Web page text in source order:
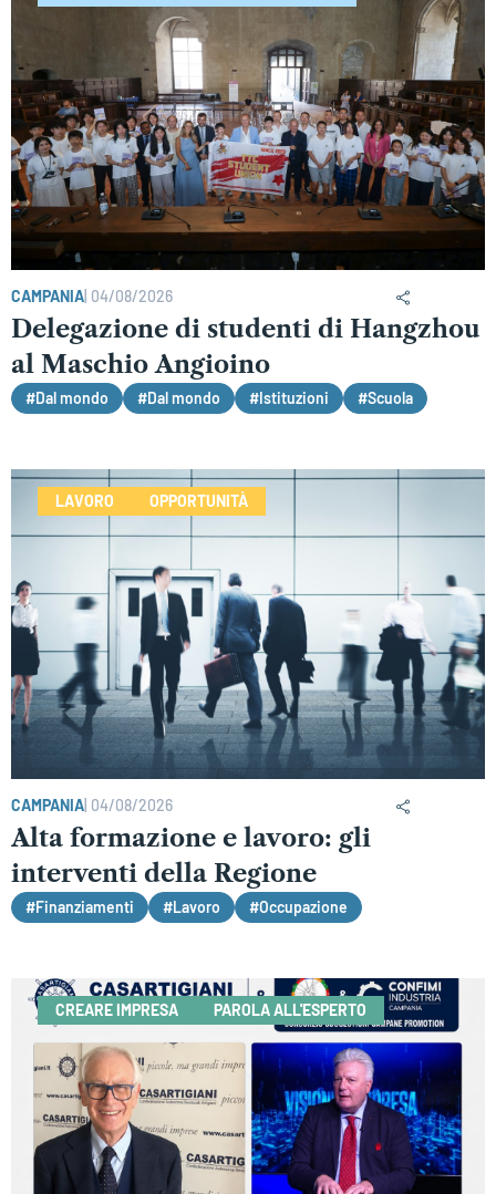
CAMPANIA 04/08/2026
Delegazione di studenti di Hangzhou
al Maschio Angioino
#Dal mondo #Dal mondo #Istituzioni #Scuola
LAVORO OPPORTUNITÀ
CAMPANIA 04/08/2026
Alta formazione e lavoro: gli
interventi della Regione
#Finanziamenti #Lavoro #Occupazione
CREARE IMPRESA PAROLA ALL'ESPERTO